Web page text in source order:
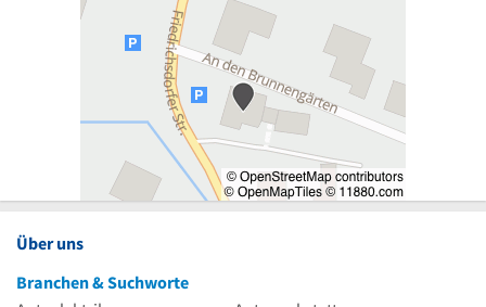
Über uns
Branchen & Suchworte